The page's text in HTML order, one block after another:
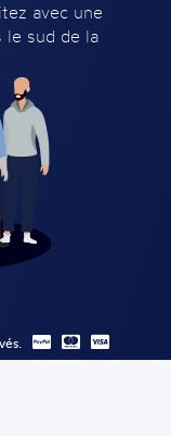
avec une
le sud de la